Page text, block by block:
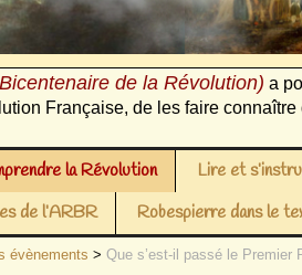
de la Révolution) a
Française, de les faire
la Révolution Lire et
de l’ARBR Robespierre dans le
évènements >Que s’est-il passé le Premier